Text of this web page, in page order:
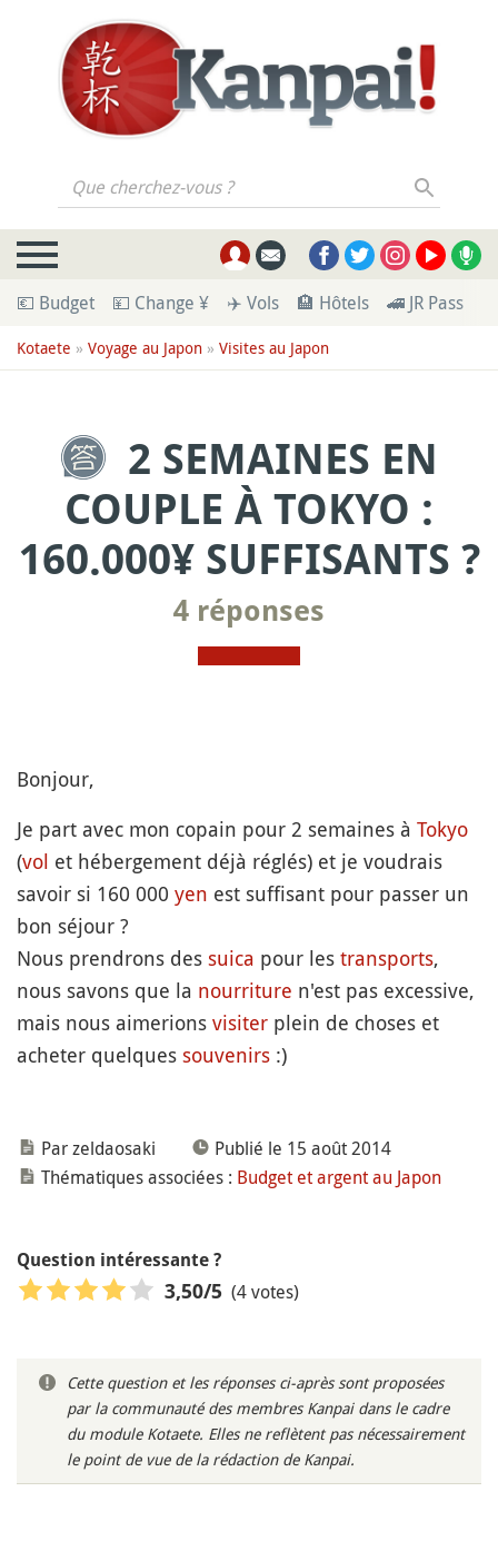
Que cherchez-vous ?
💶 Budget 💴 Change ¥ ✈️ Vols 🏨 Hôtels 🚄 JR Pass
Kotaete » Voyage au Japon » Visites au Japon
2 SEMAINES EN
COUPLE À TOKYO :
160.000¥ SUFFISANTS ?
4 réponses
Bonjour,
Je part avec mon copain pour 2 semaines à Tokyo
(vol et hébergement déjà réglés) et je voudrais
savoir si 160 000 yen est suffisant pour passer un
bon séjour ?
Nous prendrons des suica pour les transports,
nous savons que la nourriture n'est pas excessive,
mais nous aimerions visiter plein de choses et
acheter quelques souvenirs :)
Par zeldaosaki
Publié le 15 août 2014
Thématiques associées : Budget et argent au Japon
Question intéressante ?
3,50/5 (4 votes)
Cette question et les réponses ci-après sont proposées
par la communauté des membres Kanpai dans le cadre
du module Kotaete. Elles ne reflètent pas nécessairement
le point de vue de la rédaction de Kanpai.